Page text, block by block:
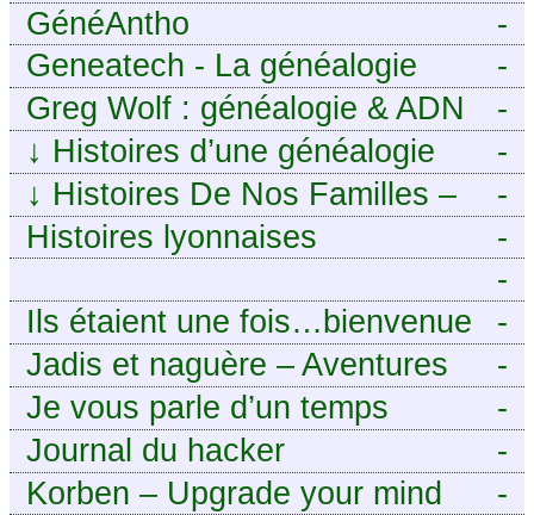
-
GénéAntho
-
Geneatech - La généalogie
numérique à portée de tous
-
Greg Wolf : généalogie & ADN
-
↓ Histoires d’une généalogie
Léonarde
-
↓ Histoires De Nos Familles –
Blog de généalogie
-
Histoires lyonnaises
-
https://
-
Ils étaient une fois…bienvenue
chez mes ancêtres. – Une
histoire tourangelle, mais pas
seulement.
-
Jadis et naguère – Aventures
généalogiques de l’Atlantique
aux contreforts des Alpes
-
Je vous parle d’un temps
-
Journal du hacker
-
Korben – Upgrade your mind